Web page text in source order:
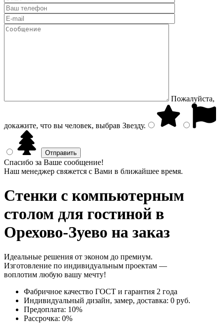
Пожалуйста,
докажите, что вы человек, выбрав Звезду.
Спасибо за Ваше сообщение!
Наш менеджер свяжется с Вами в ближайшее время.
Стенки с компьютерным
столом для гостиной в
Орехово-Зуево на заказ
Идеальные решения от эконом до премиум.
Изготовление по индивидуальным проектам —
воплотим любую вашу мечту!
Фабричное качество ГОСТ и гарантия 2 года
Индивидуальный дизайн, замер, доставка: 0 руб.
Предоплата: 10%
Рассрочка: 0%